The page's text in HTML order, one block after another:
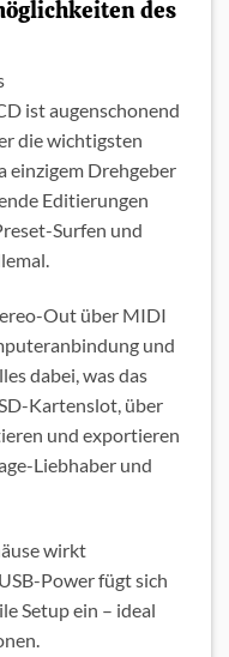
des
ist augenschonend
die wichtigsten
einzigem Drehgeber
Editierungen
Surfen und
Out über MIDI
und
dabei, was das
Kartenslot, über
und exportieren
Liebhaber und
wirkt
Power fügt sich
Setup ein – ideal